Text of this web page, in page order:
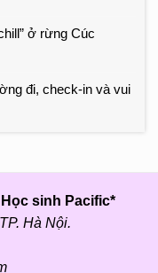
ở rừng Cúc
đi, check-in và vui
sinh Pacific*
Hà Nội.